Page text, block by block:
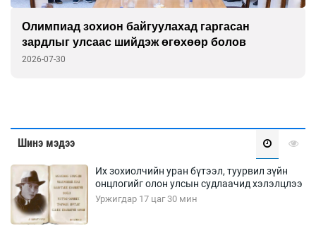
Олимпиад зохион байгуулахад гаргасан
зардлыг улсаас шийдэж өгөхөөр болов
2026-07-30
Шинэ мэдээ
Их зохиолчийн уран бүтээл, туурвил зүйн
онцлогийг олон улсын судлаачид хэлэлцлээ
Уржигдар 17 цаг 30 мин